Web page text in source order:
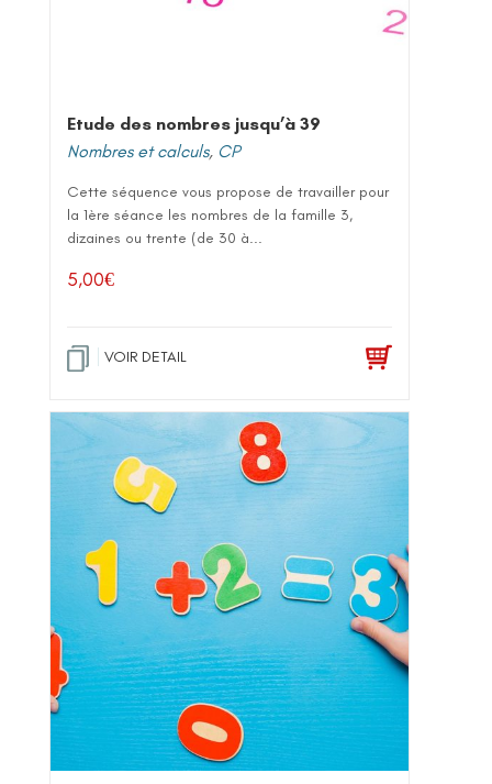
Etude des nombres jusqu’à 39
Nombres et calculs, CP
Cette séquence vous propose de travailler pour
la 1ère séance les nombres de la famille 3,
dizaines ou trente (de 30 à...
5,00€
VOIR DETAIL